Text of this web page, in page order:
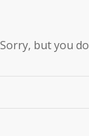
Sorry, but you